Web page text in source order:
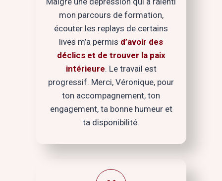
mon parcours de formation,
écouter les replays de certains
lives m’a permis d’avoir des
déclics et de trouver la paix
intérieure. Le travail est
progressif. Merci, Véronique, pour
ton accompagnement, ton
engagement, ta bonne humeur et
ta disponibilité.